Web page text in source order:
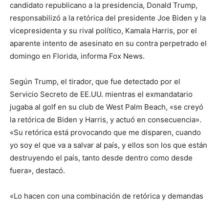
candidato republicano a la presidencia, Donald Trump,
responsabilizó a la retórica del presidente Joe Biden y la
vicepresidenta y su rival político, Kamala Harris, por el
aparente intento de asesinato en su contra perpetrado el
domingo en Florida, informa Fox News.
Según Trump, el tirador, que fue detectado por el
Servicio Secreto de EE.UU. mientras el exmandatario
jugaba al golf en su club de West Palm Beach, «se creyó
la retórica de Biden y Harris, y actuó en consecuencia».
«Su retórica está provocando que me disparen, cuando
yo soy el que va a salvar al país, y ellos son los que están
destruyendo el país, tanto desde dentro como desde
fuera», destacó.
«Lo hacen con una combinación de retórica y demandas